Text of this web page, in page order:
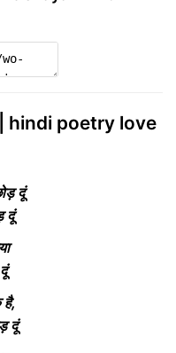
hindi poetry love
दूं
दूं
है,
दूं